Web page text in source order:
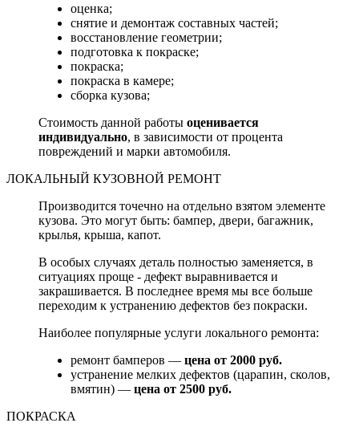
оценка;
снятие и демонтаж составных частей;
восстановление геометрии;
подготовка к покраске;
покраска;
покраска в камере;
сборка кузова;
Стоимость данной работы оценивается
индивидуально, в зависимости от процента
повреждений и марки автомобиля.
ЛОКАЛЬНЫЙ КУЗОВНОЙ РЕМОНТ
Производится точечно на отдельно взятом элементе
кузова. Это могут быть: бампер, двери, багажник,
крылья, крыша, капот.
В особых случаях деталь полностью заменяется, в
ситуациях проще - дефект выравнивается и
закрашивается. В последнее время мы все больше
переходим к устранению дефектов без покраски.
Наиболее популярные услуги локального ремонта:
ремонт бамперов — цена от 2000 руб.
устранение мелких дефектов (царапин, сколов,
вмятин) — цена от 2500 руб.
ПОКРАСКА